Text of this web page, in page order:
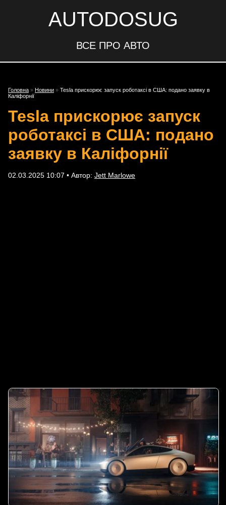
AUTODOSUG
ВСЕ ПРО АВТО
Головна » Новини » Tesla прискорює запуск роботаксі в США: подано заявку в
Каліфорнії
Tesla прискорює запуск
роботаксі в США: подано
заявку в Каліфорнії
02.03.2025 10:07 • Автор: Jett Marlowe